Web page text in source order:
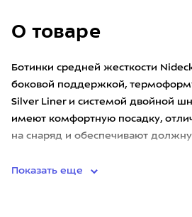
О товаре
Ботинки средней жесткости
боковой поддержкой,
Silver Liner и системой двойной
имеют комфортную посадку,
на снаряд и обеспечивают
Показать еще